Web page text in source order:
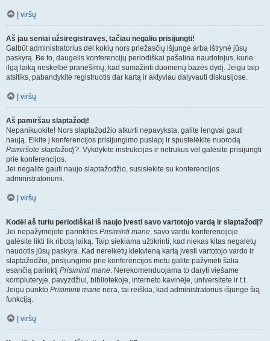
Į viršų
Aš jau seniai užsiregistravęs, tačiau negaliu prisijungti!
Galbūt administratorius dėl kokių nors priežasčių išjungė arba ištrynė jūsų
paskyrą. Be to, daugelis konferencijų periodiškai pašalina naudotojus, kurie
ilgą laiką neskelbė pranešimų, kad sumažinti duomenų bazės dydį. Jeigu taip
atsitiks, pabandykite registruotis dar kartą ir aktyviau dalyvauti diskusijose.
Į viršų
Aš pamiršau slaptažodį!
Nepanikuokite! Nors slaptažodžio atkurti nepavyksta, galite lengvai gauti
naują. Eikite į konferencijos prisijungimo puslapį ir spustelėkite nuorodą
Pamiršote slaptažodį?. Vykdykite instrukcijas ir netrukus vėl galėsite prisijungti
prie konferencijos.
Jei negalite gauti naujo slaptažodžio, susisiekite su konferencijos
administratoriumi.
Į viršų
Kodėl aš turiu periodiškai iš naujo įvesti savo vartotojo vardą ir slaptažodį?
Jei nepažymėjote parinkties Prisiminti mane, savo vardu konferencijoje
galėsite likti tik ribotą laiką. Taip siekiama užtikrinti, kad niekas kitas negalėtų
naudotis jūsų paskyra. Kad nereikėtų kiekvieną kartą įvesti vartotojo vardo ir
slaptažodžio, prisijungimo prie konferencijos metu galite pažymėti šalia
esančią parinktį Prisiminti mane. Nerekomenduojama to daryti viešame
kompiuteryje, pavyzdžiui, bibliotekoje, interneto kavinėje, universitete ir t.t.
Jeigu punkto Prisiminti mane nėra, tai reiškia, kad administratorius išjungė šią
funkciją.
Į viršų